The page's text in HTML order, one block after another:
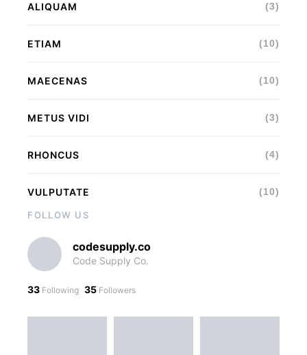
ALIQUAM (3)
ETIAM (10)
MAECENAS (10)
METUS VIDI (3)
RHONCUS (4)
VULPUTATE (10)
FOLLOW US
codesupply.co
Code Supply Co.
33 Following 35 Followers